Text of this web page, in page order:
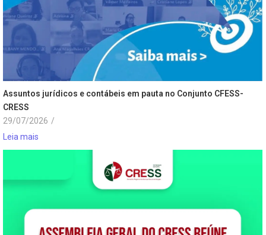
Assuntos jurídicos e contábeis em pauta no Conjunto CFESS-
CRESS
29/07/2026 /
Leia mais